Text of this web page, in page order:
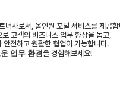
사로서, 올인원 포털 서비스를 제공합
객의 비즈니스 업무 향상을 돕고,
안전하고 원활한 협업이 가능합니다.
업무 환경을 경험해보세요!